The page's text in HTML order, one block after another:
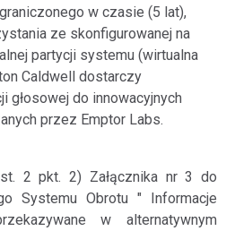
w czasie (5 lat),
ze skonfigurowanej na
partycji systemu (wirtualna
Caldwell dostarczy
głosowej do innowacyjnych
przez Emptor Labs.
2 pkt. 2) Załącznika nr 3 do
Systemu Obrotu " Informacje
w alternatywnym